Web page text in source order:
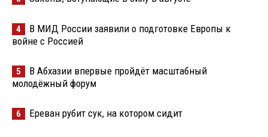
4
В МИД России заявили о подготовке Европы к
войне с Россией
5
В Абхазии впервые пройдёт масштабный
молодёжный форум
6 Ереван рубит сук, на котором сидит